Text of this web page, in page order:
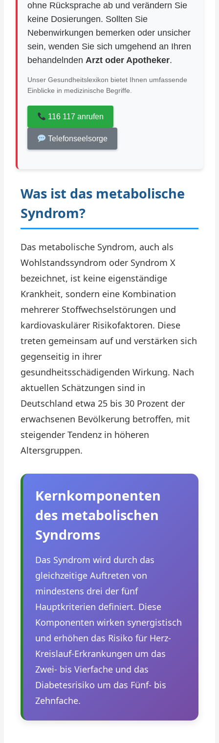
ohne Rücksprache ab und verändern Sie
keine Dosierungen. Sollten Sie
Nebenwirkungen bemerken oder unsicher
sein, wenden Sie sich umgehend an Ihren
behandelnden Arzt oder Apotheker.
Unser Gesundheitslexikon bietet Ihnen umfassende
Einblicke in medizinische Begriffe.
116 117 anrufen
Telefonseelsorge
Was ist das metabolische
Syndrom?
Das metabolische Syndrom, auch als
Wohlstandssyndrom oder Syndrom X
bezeichnet, ist keine eigenständige
Krankheit, sondern eine Kombination
mehrerer Stoffwechselstörungen und
kardiovaskulärer Risikofaktoren. Diese
treten gemeinsam auf und verstärken sich
gegenseitig in ihrer
gesundheitsschädigenden Wirkung. Nach
aktuellen Schätzungen sind in
Deutschland etwa 25 bis 30 Prozent der
erwachsenen Bevölkerung betroffen, mit
steigender Tendenz in höheren
Altersgruppen.
Kernkomponenten
des metabolischen
Syndroms
Das Syndrom wird durch das
gleichzeitige Auftreten von
mindestens drei der fünf
Hauptkriterien definiert. Diese
Komponenten wirken synergistisch
und erhöhen das Risiko für Herz-
Kreislauf-Erkrankungen um das
Zwei- bis Vierfache und das
Diabetesrisiko um das Fünf- bis
Zehnfache.